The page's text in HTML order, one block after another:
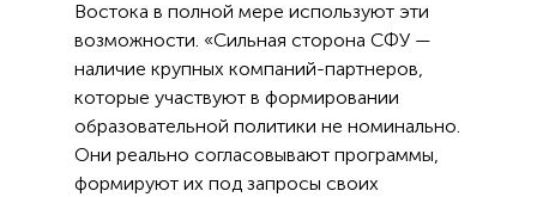
Востока в полной мере используют эти
возможности. «Сильная сторона СФУ —
наличие крупных компаний-партнеров,
которые участвуют в формировании
образовательной политики не номинально.
Они реально согласовывают программы,
формируют их под запросы своих